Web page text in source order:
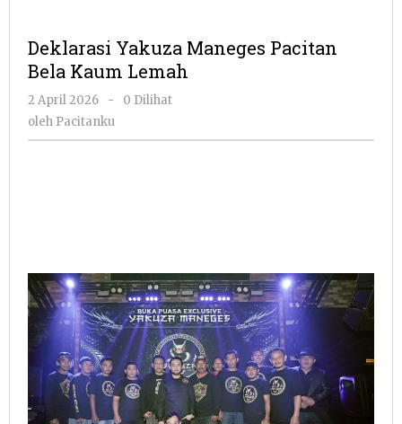
Deklarasi Yakuza Maneges Pacitan
Bela Kaum Lemah
2 April 2026
oleh
Pacitanku
-
0 Dilihat
oleh Pacitanku